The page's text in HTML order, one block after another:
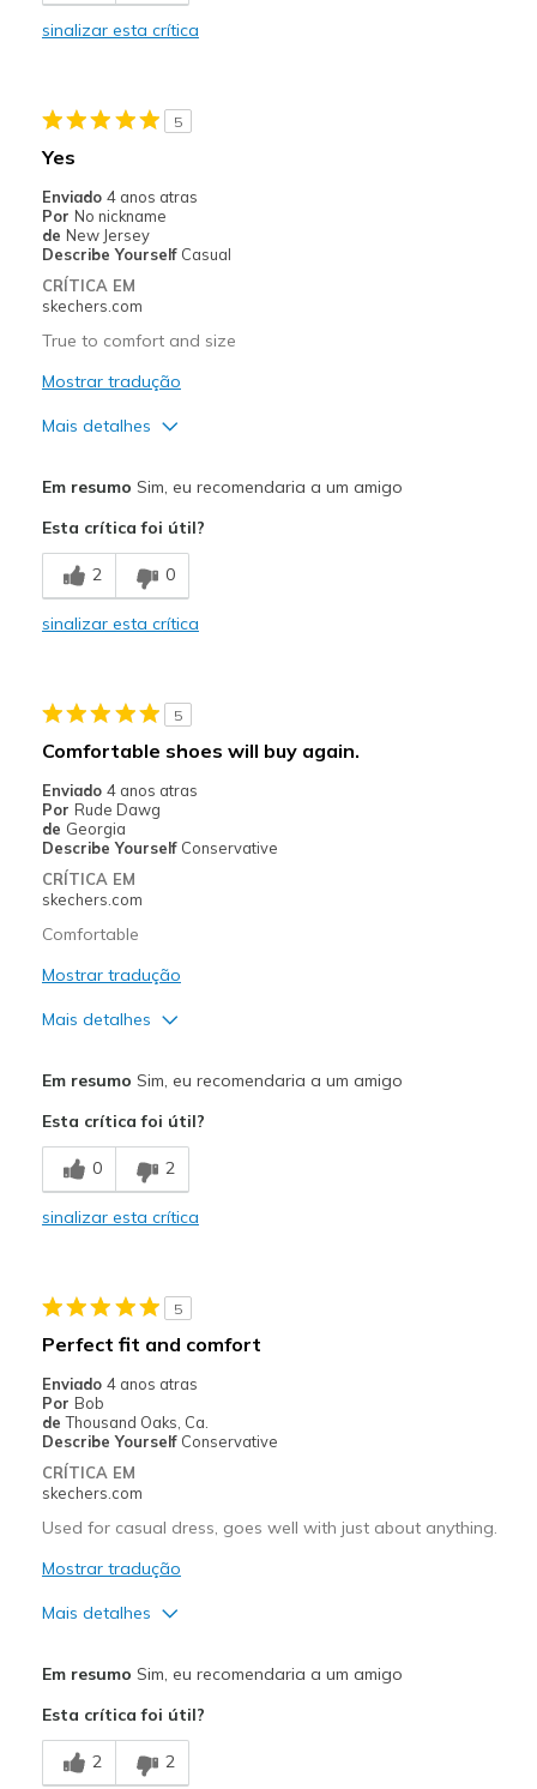
Width
Feels too narrow
Sizing
sinalizar esta crítica
5
Yes
Enviado 4 anos atras
Por No nickname
de New Jersey
Describe Yourself Casual
CRÍTICA EM
skechers.com
True to comfort and size
Mostrar tradução
Mais detalhes
Melhores utilizações
Casual Wear
View On Shoes
Shoes are for Wearing
Em resumo Sim, eu recomendaria a um amigo
Esta crítica foi útil?
2 0
sinalizar esta crítica
5
Comfortable shoes will buy again.
Enviado 4 anos atras
Por Rude Dawg
de Georgia
Describe Yourself Conservative
CRÍTICA EM
skechers.com
Comfortable
Mostrar tradução
Mais detalhes
Comfortable
Stylish
Going Out
Sizing
Feels true to size
View On Shoes
Shoes are for Wearing
Em resumo Sim, eu recomendaria a um amigo
Esta crítica foi útil?
0 2
sinalizar esta crítica
5
Perfect fit and comfort
Enviado 4 anos atras
Por Bob
de Thousand Oaks, Ca.
Describe Yourself Conservative
CRÍTICA EM
skechers.com
Used for casual dress, goes well with just about anything.
Mostrar tradução
Mais detalhes
Breathe Well
Comfortable
Em resumo Sim, eu recomendaria a um amigo
Esta crítica foi útil?
2 2